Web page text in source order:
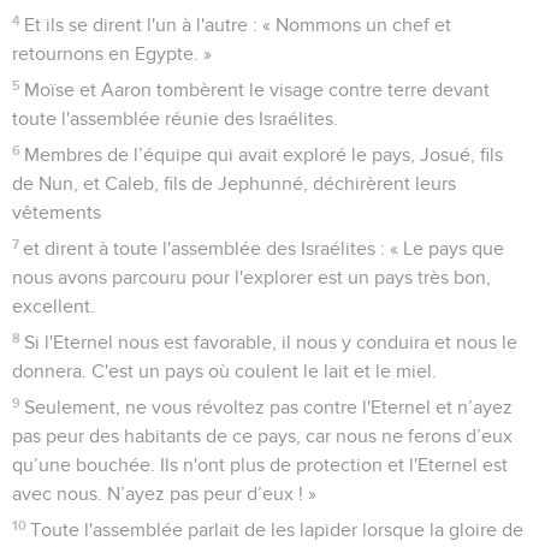
4 Et ils se dirent l'un à l'autre : « Nommons un chef et
retournons en Egypte. »
5 Moïse et Aaron tombèrent le visage contre terre devant
toute l'assemblée réunie des Israélites.
6 Membres de l’équipe qui avait exploré le pays, Josué, fils
de Nun, et Caleb, fils de Jephunné, déchirèrent leurs
vêtements
7 et dirent à toute l'assemblée des Israélites : « Le pays que
nous avons parcouru pour l'explorer est un pays très bon,
excellent.
8 Si l'Eternel nous est favorable, il nous y conduira et nous le
donnera. C'est un pays où coulent le lait et le miel.
9 Seulement, ne vous révoltez pas contre l'Eternel et n’ayez
pas peur des habitants de ce pays, car nous ne ferons d’eux
qu’une bouchée. Ils n'ont plus de protection et l'Eternel est
avec nous. N’ayez pas peur d’eux ! »
10 Toute l'assemblée parlait de les lapider lorsque la gloire de